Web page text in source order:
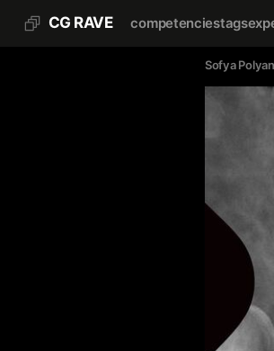
CG RAVE competenciestags
Sofya